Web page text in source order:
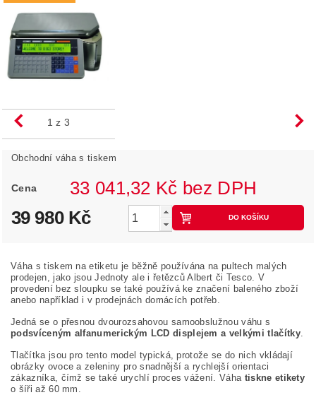
1 z 3
Obchodní váha s tiskem
Cena
33 041,32 Kč bez DPH
39 980 Kč
Váha s tiskem na etiketu je běžně používána na pultech malých
prodejen, jako jsou Jednoty ale i řetězců Albert či Tesco. V
provedení bez sloupku se také používá ke značení baleného zboží
anebo například i v prodejnách domácích potřeb.
Jedná se o přesnou dvourozsahovou samoobslužnou váhu s
podsvíceným alfanumerickým LCD displejem a velkými tlačítky.
Tlačítka jsou pro tento model typická, protože se do nich vkládají
obrázky ovoce a zeleniny pro snadnější a rychlejší orientaci
zákazníka, čímž se také urychlí proces vážení. Váha tiskne etikety
o šíři až 60 mm.